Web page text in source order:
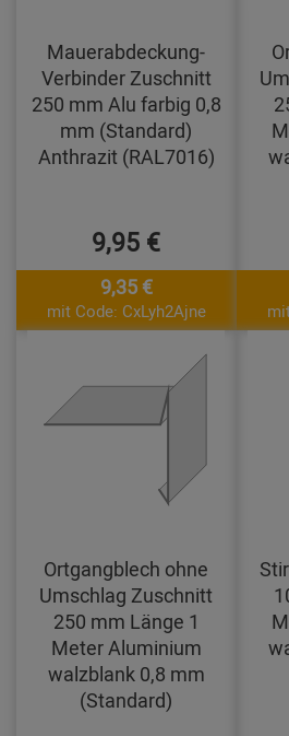
Mauerabdeckung-
Verbinder Zuschnitt
250 mm Alu farbig 0,8
mm (Standard)
Anthrazit (RAL7016)
9,95 €
9,35 €
mit Code: CxLyh2Ajne
Ortgangblech ohne
Umschlag Zuschnitt
250 mm Länge 1
Meter Aluminium
walzblank 0,8 mm
(Standard)